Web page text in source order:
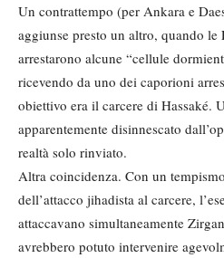
Un contrattempo (per Ankara e
aggiunse presto un altro, quando
arrestarono alcune “cellule
ricevendo da uno dei caporioni
obiettivo era il carcere di Hassaké.
apparentemente disinnescato
realtà solo rinviato.
Altra coincidenza. Con un
dell’attacco jihadista al carcere,
attaccavano simultaneamente
avrebbero potuto intervenire